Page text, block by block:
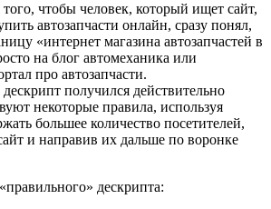
чтобы человек, который ищет сайт,
автозапчасти онлайн, сразу понял,
«интернет магазина автозапчастей в
на блог автомеханика или
про автозапчасти.
получился действительно
некоторые правила, используя
большее количество посетителей,
и направив их дальше по воронке
дескрипта: